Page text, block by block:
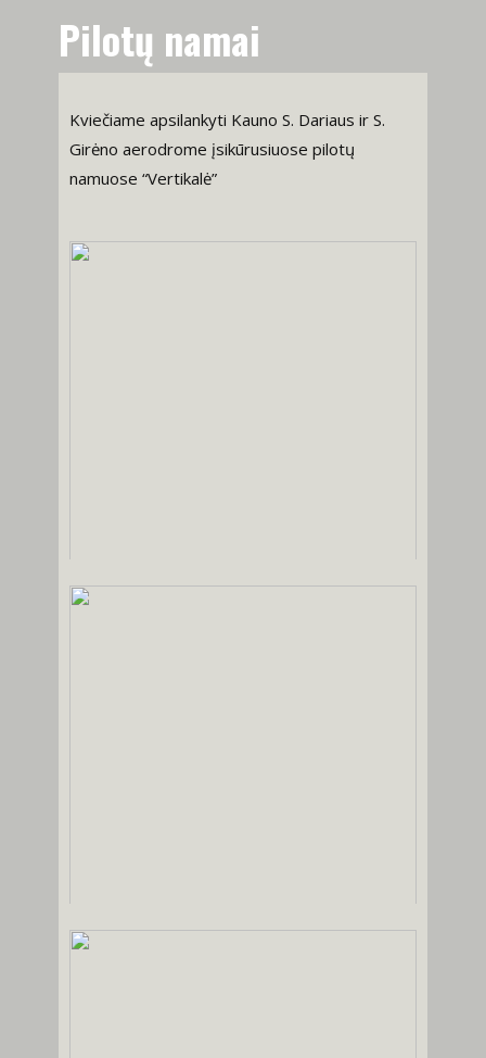
Pilotų namai
Kviečiame apsilankyti Kauno S. Dariaus ir S.
Girėno aerodrome įsikūrusiuose pilotų
namuose “Vertikalė”